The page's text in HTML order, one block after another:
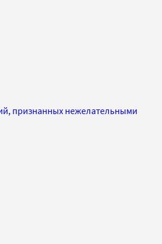
признанных нежелательными